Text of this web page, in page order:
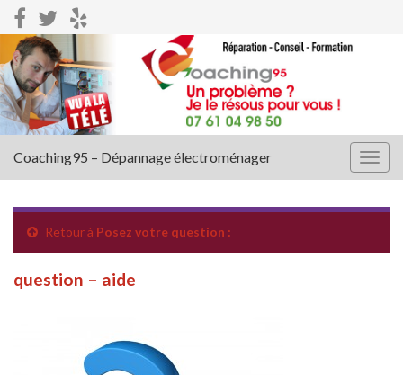
Coaching95 – Dépannage électroménager
Retour à Posez votre question :
question – aide